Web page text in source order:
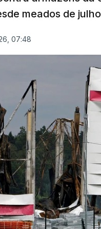
meados de
07:48